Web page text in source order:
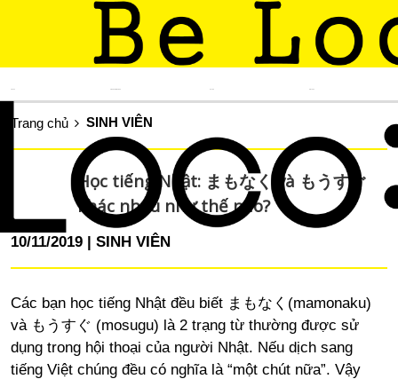
Trang chủ SINH VIÊN
Học tiếng Nhật: まもなく và もうすぐ
khác nhau như thế nào?
10/11/2019 SINH VIÊN
Các bạn học tiếng Nhật đều biết まもなく(mamonaku)
và もうすぐ (mosugu) là 2 trạng từ thường được sử
dụng trong hội thoại của người Nhật. Nếu dịch sang
tiếng Việt chúng đều có nghĩa là “một chút nữa”. Vậy